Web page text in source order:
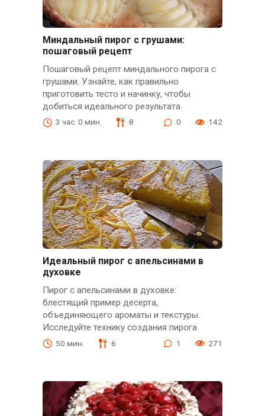
Миндальный пирог с грушами:
пошаговый рецепт
Пошаговый рецепт миндального пирога с
грушами. Узнайте, как правильно
приготовить тесто и начинку, чтобы
добиться идеального результата.
3 час. 0 мин. 8 0 142
Идеальный пирог с апельсинами в
духовке
Пирог с апельсинами в духовке:
блестящий пример десерта,
объединяющего ароматы и текстуры.
Исследуйте технику создания пирога
50 мин. 6 1 271